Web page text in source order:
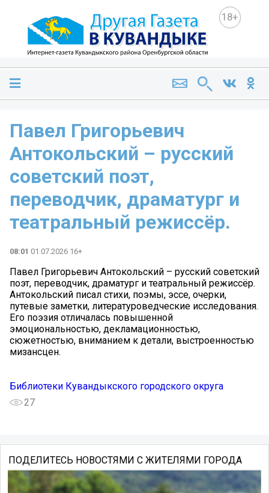
18+
Павел Григорьевич
Антокольский – русский
советский поэт,
переводчик, драматург и
театральный режиссёр.
08:01 01.07.2026 16+
Павел Григорьевич Антокольский – русский советский
поэт, переводчик, драматург и театральный режиссёр.
Антокольский писал стихи, поэмы, эссе, очерки,
путевые заметки, литературоведческие исследования.
Его поэзия отличалась повышенной
эмоциональностью, декламационностью,
сюжетностью, вниманием к детали, выстроенностью
мизансцен.
Библиотеки Кувандыкского городского округа
27
ПОДЕЛИТЕСЬ НОВОСТЯМИ С ЖИТЕЛЯМИ ГОРОДА